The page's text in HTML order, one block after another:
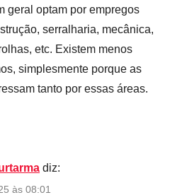
geral optam por empregos
serralharia, mecânica,
etc. Existem menos
simplesmente porque as
tanto por essas áreas.
diz:
às 08:01